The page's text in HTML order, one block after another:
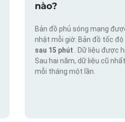
nào?
Bản đồ phủ sóng mạng
nhật mỗi giờ. Bản đồ tốc
sau 15 phút
. Dữ liệu được
Sau hai năm, dữ liệu cũ
mỗi tháng một lần.